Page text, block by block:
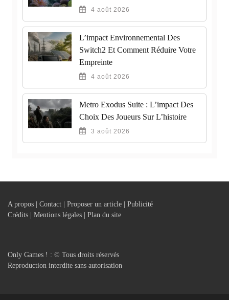
4 août 2026
L’impact Environnemental Des
Switch2 Et Comment Réduire Votre
Empreinte
4 août 2026
Metro Exodus Suite : L’impact Des
Choix Des Joueurs Sur L’histoire
3 août 2026
A propos | Contact | Proposer un article | Publicité
Crédits | Mentions légales | Plan du site
Only Games ! : © Tous droits réservés
Reproduction interdite sans autorisation